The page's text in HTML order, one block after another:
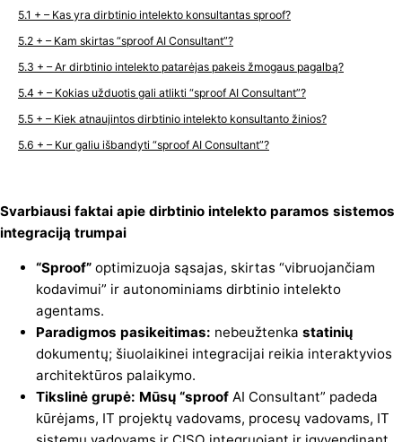
+ – Kas yra dirbtinio intelekto konsultantas sproof?
+ – Kam skirtas “sproof AI Consultant”?
+ – Ar dirbtinio intelekto patarėjas pakeis žmogaus pagalbą?
+ – Kokias užduotis gali atlikti “sproof AI Consultant”?
+ – Kiek atnaujintos dirbtinio intelekto konsultanto žinios?
+ – Kur galiu išbandyti “sproof AI Consultant”?
Svarbiausi faktai apie dirbtinio intelekto paramos sistemos
integraciją trumpai
“Sproof” optimizuoja sąsajas, skirtas “vibruojančiam
kodavimui” ir autonominiams dirbtinio intelekto
agentams.
Paradigmos pasikeitimas: nebeužtenka statinių
dokumentų; šiuolaikinei integracijai reikia interaktyvios
architektūros palaikymo.
Tikslinė grupė: Mūsų “sproof AI Consultant” padeda
kūrėjams, IT projektų vadovams, procesų vadovams, IT